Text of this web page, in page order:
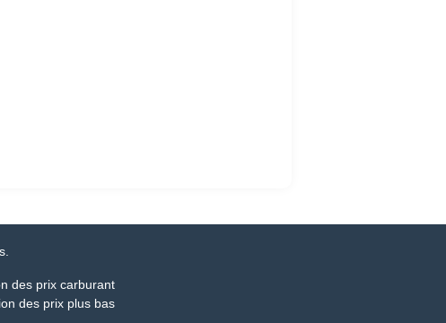
des prix carburant
des prix plus bas